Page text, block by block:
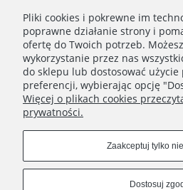
Pliki cookies i pokrewne im
poprawne działanie strony i
ofertę do Twoich potrzeb.
wykorzystanie przez nas
do sklepu lub dostosować użycie
preferencji, wybierając opcję
Więcej o plikach cookies
prywatności.
Zaakceptuj tylko
Dostosuj